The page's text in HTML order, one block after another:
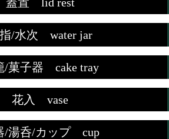
/水次 water jar
/菓子器 cake tray
花入 vase
/湯呑/カップ cup